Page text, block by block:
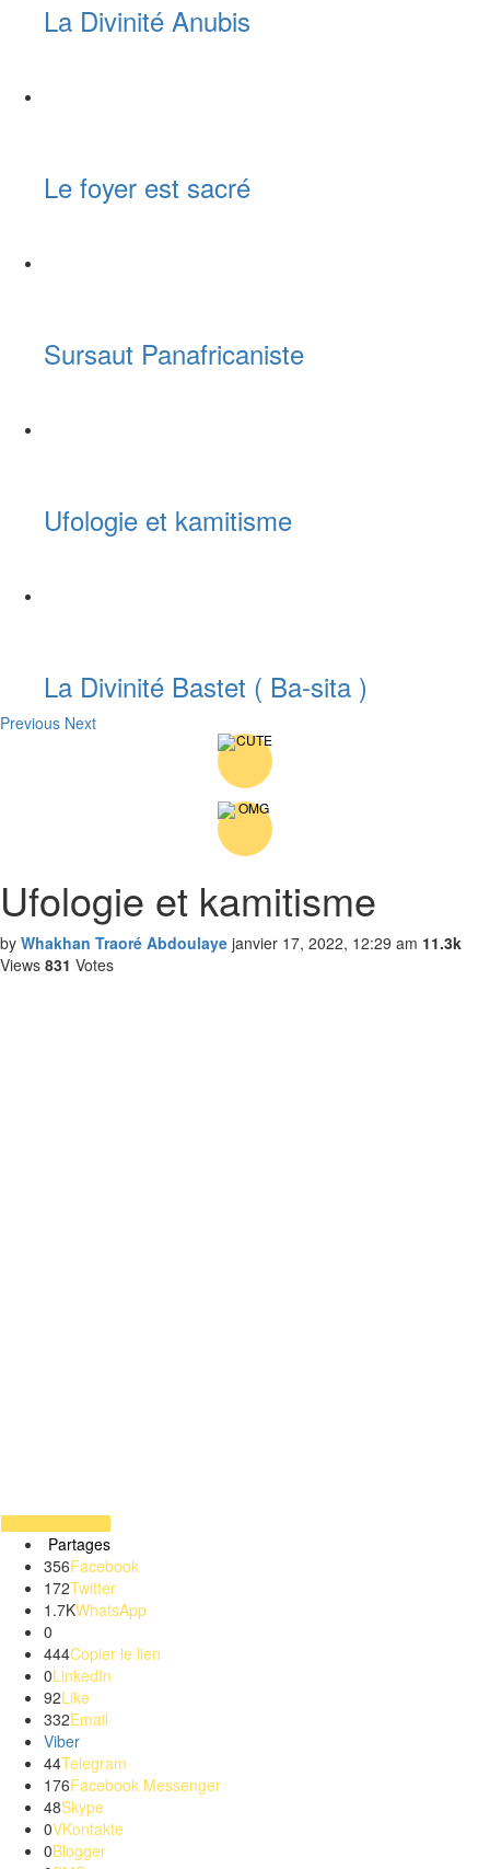
La Divinité Anubis
Le foyer est sacré
Sursaut Panafricaniste
Ufologie et kamitisme
La Divinité Bastet ( Ba-sita )
Previous Next
Ufologie et kamitisme
by Whakhan Traoré Abdoulaye janvier 17, 2022, 12:29 am 11.3k
Views 831 Votes
Partages
356Facebook
172Twitter
1.7KWhatsApp
0
444Copier le lien
0LinkedIn
92Like
332Email
Viber
44Telegram
176Facebook Messenger
48Skype
0VKontakte
0Blogger